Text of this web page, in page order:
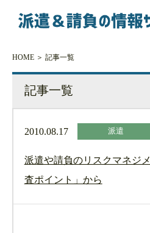
HOME＞ 記事一覧
記事一覧
2010.08.17 派遣
派遣や請負のリスクマネジ
査ポイント」から